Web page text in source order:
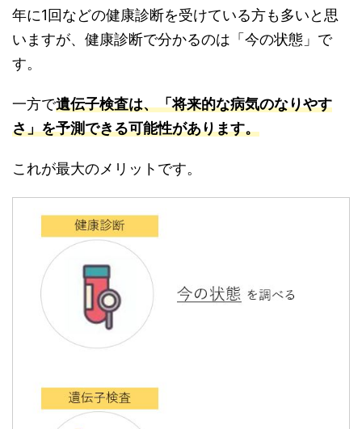
年に1回などの健康診断を受けている方も多いと思
いますが、健康診断で分かるのは「今の状態」で
す。
一方で遺伝子検査は、「将来的な病気のなりやす
さ」を予測できる可能性があります。
これが最大のメリットです。